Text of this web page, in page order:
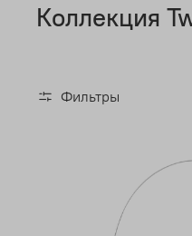
Коллекция
Фильтры